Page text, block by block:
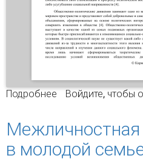
Подробнее о ОБЩЕСТВЕННО
Войдите, чтобы
в молодой